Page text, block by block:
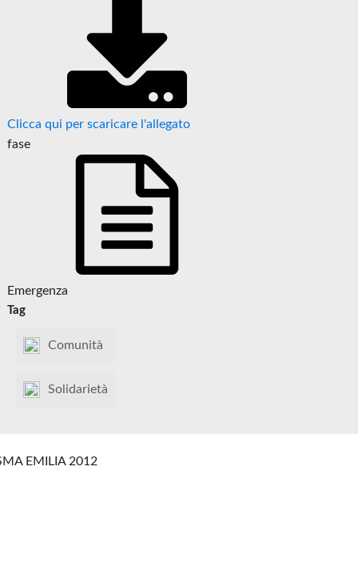
Clicca qui per scaricare l'allegato
fase
Emergenza
Tag
Comunità
Solidarietà
EMILIA 2012